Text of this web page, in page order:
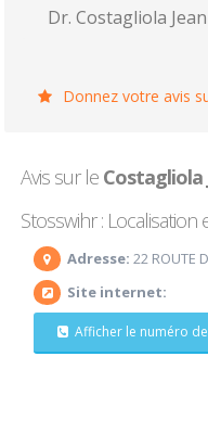
Dr. Costagliola Jean
Donnez votre avis
Avis sur le Costagliola
Stosswihr :
Adresse: 22 ROUTE
Site internet:
Afficher le numéro